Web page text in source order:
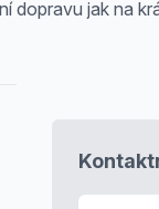
dopravu jak na